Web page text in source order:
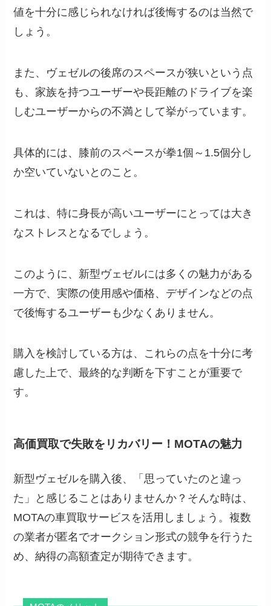
値を十分に感じられなければ後悔するのは当然で
しょう。
また、ヴェゼルの後席のスペースが狭いという点
も、家族を持つユーザーや長距離のドライブを楽
しむユーザーからの不満として挙がっています。
具体的には、膝前のスペースが拳1個～1.5個分し
か空いていないとのこと。
これは、特に身長が高いユーザーにとっては大き
なストレスとなるでしょう。
このように、新型ヴェゼルには多くの魅力がある
一方で、実際の使用感や価格、デザインなどの点
で後悔するユーザーも少なくありません。
購入を検討している方は、これらの点を十分に考
慮した上で、最終的な判断を下すことが重要で
す。
高価買取で失敗をリカバリー！MOTAの魅力
新型ヴェゼルを購入後、「思っていたのと違っ
た」と感じることはありませんか？そんな時は、
MOTAの車買取サービスを活用しましょう。複数
の業者が匿名でオークション形式の競争を行うた
め、納得の高額査定が期待できます。